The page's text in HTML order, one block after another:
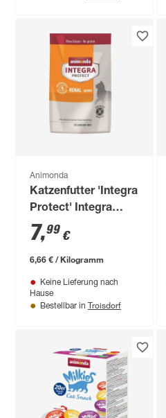
Animonda
Katzenfutter 'Integra
Protect' Integra
Renal Nieren 1,2 kg
7,99 €
6,66 € / Kilogramm
Keine Lieferung nach
Hause
Bestellbar in Troisdorf